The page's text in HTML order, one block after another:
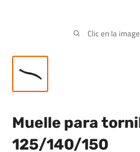
Clic en la
Muelle para
125/140/150